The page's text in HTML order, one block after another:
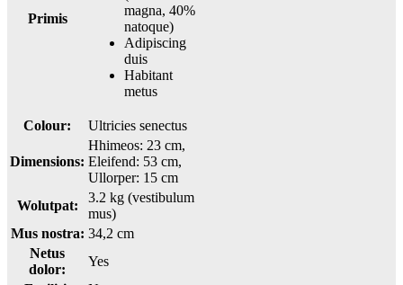
Primis
magna, 40%
natoque)
Adipiscing
duis
Habitant
metus
Colour: Ultricies senectus
Dimensions:
Hhimeos: 23 cm,
Eleifend: 53 cm,
Ullorper: 15 cm
Wolutpat:
3.2 kg (vestibulum
mus)
Mus nostra: 34,2 cm
Netus
dolor:
Yes